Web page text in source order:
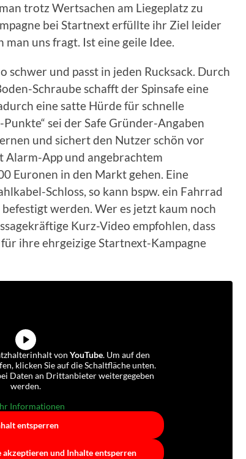
trotz Wertsachen am Liegeplatz zu
bei Startnext erfüllte ihr Ziel leider
man uns fragt. Ist eine geile Idee.
schwer und passt in jeden Rucksack. Durch
Schraube schafft der Spinsafe eine
eine satte Hürde für schnelle
sei der Safe Gründer-Angaben
und sichert den Nutzer schön vor
Alarm-App und angebrachtem
Euronen in den Markt gehen. Eine
Schloss, so kann bspw. ein Fahrrad
befestigt werden. Wer es jetzt kaum noch
Kurz-Video empfohlen, dass
ihre ehrgeizige Startnext-Kampagne
von YouTube. Um auf den
klicken Sie auf die Schaltfläche unten.
Daten an Drittanbieter weitergegeben
werden.
Informationen
entsperren
und Inhalte entsperren